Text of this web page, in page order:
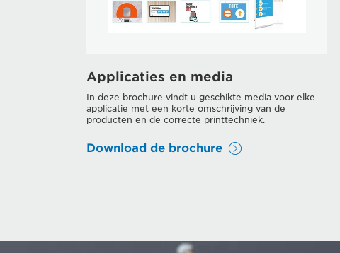
Applicaties en media
In deze brochure vindt u geschikte media voor elke
applicatie met een korte omschrijving van de
producten en de correcte printtechniek.
Download de brochure